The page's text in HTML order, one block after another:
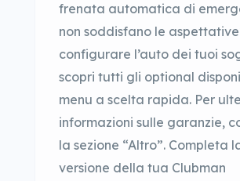
frenata automatica di
non soddisfano le
configurare l’auto dei tuoi
scopri tutti gli optional
menu a scelta rapida. Per
informazioni sulle garanzie,
la sezione “Altro”. Completa
versione della tua Clubman